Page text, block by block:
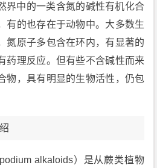
界中的一类含氮的碱性有机化合
有的也存在于动物中。大多数生
氮原子多包含在环内，有显著的
药理反应。但有些不含碱性而来
物，具有明显的生物活性，仍包
alkaloids）是从蕨类植物